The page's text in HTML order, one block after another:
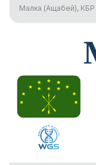
Малка (Ащабей), КБР